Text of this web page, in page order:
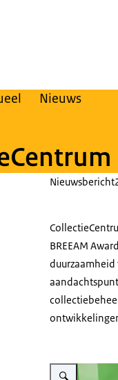
Nieuws
Nieuwsbericht
BREEAM
Vergroot